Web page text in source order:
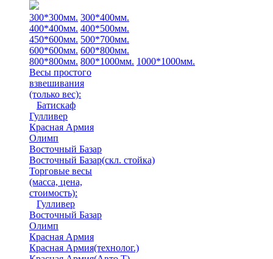
300*300мм. 300*400мм.
400*400мм. 400*500мм.
450*600мм. 500*700мм.
600*600мм. 600*800мм.
800*800мм. 800*1000мм. 1000*1000мм.
Весы простого
взвешивания
(только вес):
Батискаф
Гулливер
Красная Армия
Олимп
Восточный Базар
Восточный Базар(скл. стойка)
Торговые весы
(масса, цена,
стоимость):
Гулливер
Восточный Базар
Олимп
Красная Армия
Красная Армия(технолог.)